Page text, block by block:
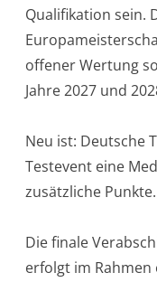
Qualifikation sein.
offener Wertung
Jahre 2027 und
Neu ist: Deutsche
Testevent eine
zusätzliche Punkte.
Die finale
erfolgt im